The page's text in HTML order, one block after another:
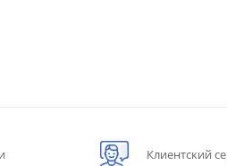
Клиентский